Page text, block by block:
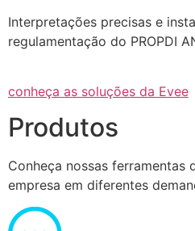
Interpretações precisas e
regulamentação do PROPDI
conheça as soluções da Evee
Produtos
Conheça nossas ferramentas
empresa em diferentes